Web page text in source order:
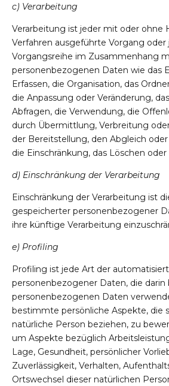
c) Verarbeitung
Verarbeitung ist jeder mit oder ohne
Verfahren ausgeführte Vorgang oder
Vorgangsreihe im Zusammenhang
personenbezogenen Daten wie das
Erfassen, die Organisation, das
die Anpassung oder Veränderung,
Abfragen, die Verwendung, die
durch Übermittlung, Verbreitung
der Bereitstellung, den Abgleich
die Einschränkung, das Löschen
d) Einschränkung der Verarbeitung
Einschränkung der Verarbeitung ist
gespeicherter personenbezogener
ihre künftige Verarbeitung
e) Profiling
Profiling ist jede Art der
personenbezogener Daten, die darin
personenbezogenen Daten
bestimmte persönliche Aspekte, die
natürliche Person beziehen, zu
um Aspekte bezüglich
Lage, Gesundheit, persönlicher
Zuverlässigkeit, Verhalten,
Ortswechsel dieser natürlichen